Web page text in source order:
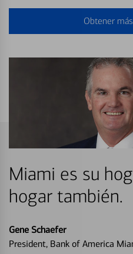
Obtener
Miami es su
hogar también.
Gene Schaefer
President, Bank of America